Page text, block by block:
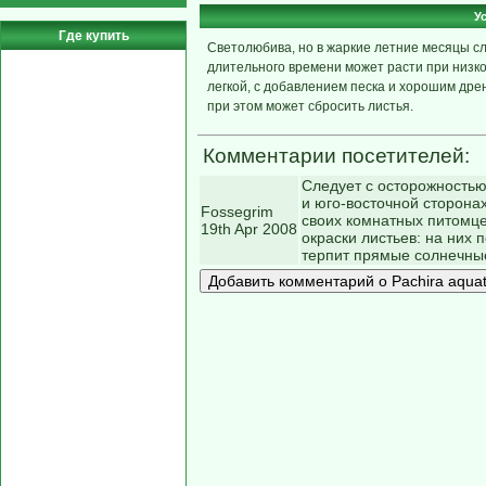
Где купить
Светолюбива, но в жаркие летние месяцы
длительного времени может расти при
легкой, с добавлением песка и хорошим
при этом может сбросить листья.
Комментарии посетителей:
Fossegrim
19th Apr 2008
Следует с
и юго-восточной
своих комнатных
окраски листьев: на
терпит прямые